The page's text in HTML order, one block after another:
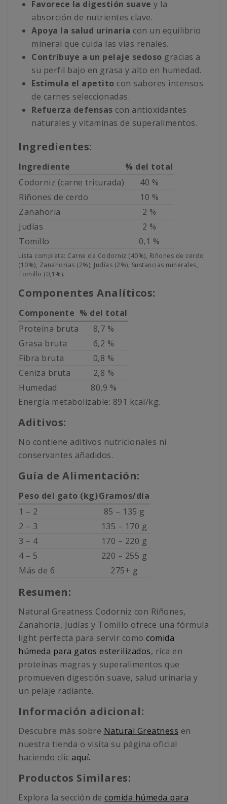
Favorece la digestión suave y la
absorción de nutrientes clave.
Apoya la salud urinaria con un equilibrio
mineral que cuida las vías renales.
Contribuye a un pelaje sedoso gracias a
su perfil bajo en grasa y alto en humedad.
Estimula el apetito con sabores intensos
de carnes seleccionadas.
Refuerza defensas con antioxidantes
naturales y vitaminas de superalimentos.
Ingredientes:
Ingrediente
% del total
Codorniz (carne triturada)
40 %
Riñones de cerdo
10 %
Zanahoria
2 %
Judías
2 %
Tomillo
0,1 %
Lista completa: Carne de Codorniz (40%), Riñones de cerdo
(10%), Zanahorias (2%), Judías (2%), Sustancias minerales,
Tomillo (0,1%).
Componentes Analíticos:
Componente % del total
Proteína bruta
8,7 %
Grasa bruta
6,2 %
Fibra bruta
0,8 %
Ceniza bruta
2,8 %
Humedad
80,9 %
Energía metabolizable: 891 kcal/kg.
Aditivos:
No contiene aditivos nutricionales ni
conservantes añadidos.
Guía de Alimentación:
Peso del gato (kg)Gramos/día
1 – 2
85 – 135 g
2 – 3
135 – 170 g
3 – 4
170 – 220 g
4 – 5
220 – 255 g
Más de 6
275+ g
Resumen:
Natural Greatness Codorniz con Riñones,
Zanahoria, Judías y Tomillo ofrece una fórmula
light perfecta para servir como comida
húmeda para gatos esterilizados, rica en
proteínas magras y superalimentos que
promueven digestión suave, salud urinaria y
un pelaje radiante.
Información adicional:
Descubre más sobre Natural Greatness en
nuestra tienda o visita su página oficial
haciendo clic aquí.
Productos Similares:
Explora la sección de comida húmeda para